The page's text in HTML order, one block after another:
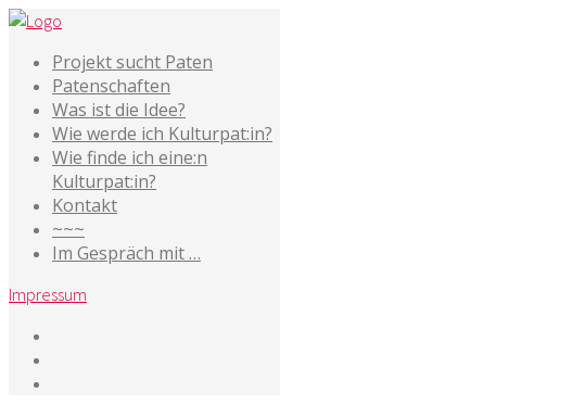
Projekt sucht Paten
Patenschaften
Was ist die Idee?
Wie werde ich Kulturpat:in?
Wie finde ich eine:n
Kulturpat:in?
Kontakt
~~~
Im Gespräch mit …
Impressum